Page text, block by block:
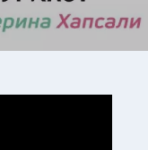
Хасково ,
Шумен, 32°C
Ямбол, 32°C